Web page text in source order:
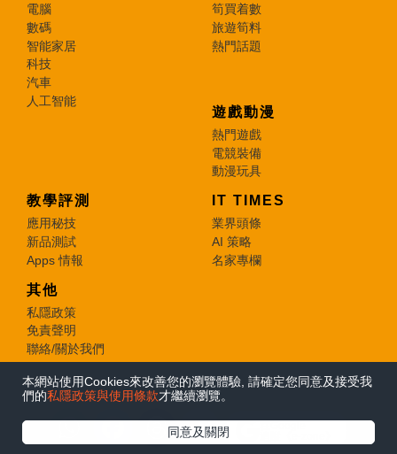
本網站使用Cookies來改善您的瀏覽體驗, 請確定您同意及接受我
們的私隱政策與使用條款才繼續瀏覽。
同意及關閉
電腦
數碼
智能家居
科技
汽車
人工智能
筍買着數
旅遊筍料
熱門話題
遊戲動漫
熱門遊戲
電競裝備
動漫玩具
教學評測
應用秘技
新品測試
Apps 情報
IT TIMES
業界頭條
AI 策略
名家專欄
其他
私隱政策
免責聲明
聯絡/關於我們
© 2026 e-zone. All Rights Reserved.